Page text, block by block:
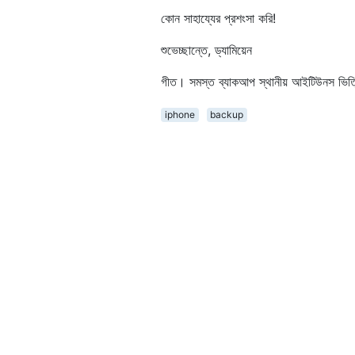
কোন সাহায্যের প্রশংসা করি!
শুভেচ্ছান্তে, ড্যামিয়েন
গীত। সমস্ত ব্যাকআপ স্থানীয় আইটিউনস
iphone backup